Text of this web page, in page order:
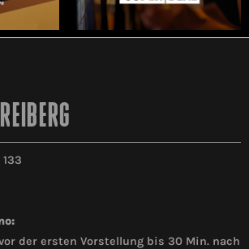
der ersten Vorstellung bis 30 Min. nach